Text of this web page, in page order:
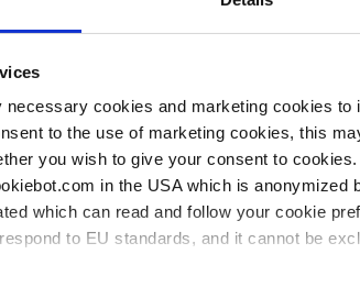
cookies and marketing cookies
to the use of marketing cookies, this
you wish to give your consent to
in the USA which is anonymized
which can read and follow your cookie
to EU standards, and it cannot be
NS 10/19
NS 12/21
NS 10/19
NS 10/19
1 pieza(s)
1 pieza(s)
1 pieza(s)
1 pieza(s)